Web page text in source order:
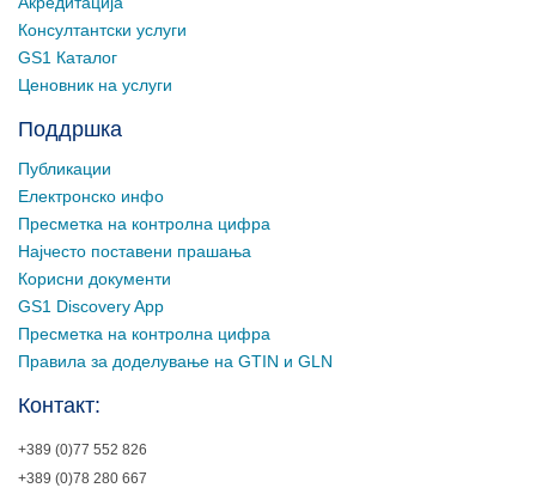
Консултантски услуги
GS1 Каталог
Ценовник на услуги
Поддршка
Публикации
Електронско инфо
Пресметка на контролна цифра
Најчесто поставени прашања
Корисни документи
GS1 Discovery App
Пресметка на контролна цифра
Правила за доделување на GTIN и GLN
Контакт:
+389 (0)77 552 826
+389 (0)78 280 667